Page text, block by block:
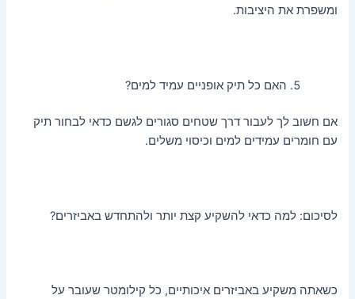
ומשפרת את היציבות.
האם כל תיק אופניים עמיד למים?
אם חשוב לך לעבור דרך שטחים סגורים לגשם כדאי לבחור תיק
עם חומרים עמידים למים וכיסוי משלים.
לסיכום: למה כדאי להשקיע קצת יותר ולהתחדש באביזרים?
כשאתה משקיע באביזרים איכותיים, כל קילומטר שעובר על